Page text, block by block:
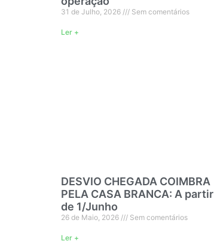
31 de Julho, 2026 Sem comentários
Ler +
DESVIO CHEGADA COIMBRA
PELA CASA BRANCA: A partir
de 1/Junho
26 de Maio, 2026 Sem comentários
Ler +